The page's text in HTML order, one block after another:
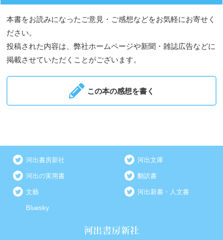
本書をお読みになったご意見・ご感想などをお気軽にお寄せく
ださい。
投稿された内容は、弊社ホームページや新聞・雑誌広告などに
掲載させていただくことがございます。
この本の感想を書く
河出書房新社 河出文庫
河出の実用書 翻訳書
文藝 河出新書・人文書
Bluesky